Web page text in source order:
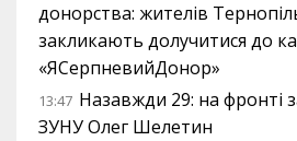
донорства: жителів
закликають долучитися до
«ЯСерпневийДонор»
13:47 Назавжди 29: на фронті
ЗУНУ Олег Шелетин